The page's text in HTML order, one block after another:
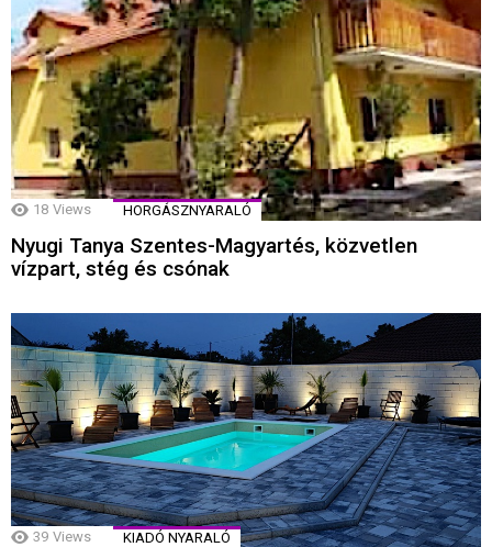
18 Views HORGÁSZNYARALÓ
Nyugi Tanya Szentes-Magyartés, közvetlen
vízpart, stég és csónak
39 Views KIADÓ NYARALÓ